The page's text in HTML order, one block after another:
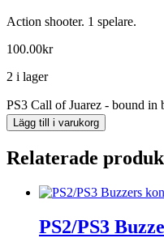
Action shooter. 1 spelare.
100.00kr
2 i lager
PS3 Call of Juarez - bound in
Lägg till i varukorg
Relaterade
PS2/PS3